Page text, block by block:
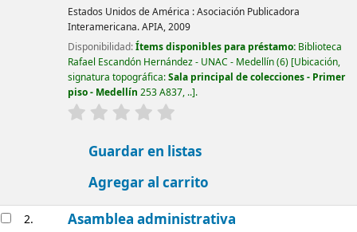
Estados Unidos de América :Asociación Publicadora
Interamericana. APIA,2009
Disponibilidad:Ítems disponibles para préstamo: Biblioteca
Rafael Escandón Hernández - UNAC - Medellín(6) Ubicación,
signatura topográfica:Sala principal de colecciones - Primer
piso - Medellín 253 A837, .. .
valoración
Guardar en listas
Agregar al carrito
2. Asamblea administrativa